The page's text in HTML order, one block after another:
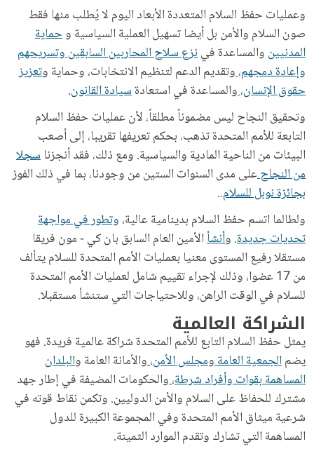
وعمليات حفظ السلام المتعددة الأبعاد اليوم لا يُطلب منها فقط
صون السلام والأمن بل أيضا تسهيل العملية السياسية وحماية
المدنيين والمساعدة فينزع سلاح المحاربين السابقين وتسريحهم
وإعادة دمجهم،وتقديم الدعم لتنظيم الانتخابات، وحماية وتعزيز
حقوق الإنسان،والمساعدة في استعادةسيادة القانون.
وتحقيق النجاح ليس مضموناً مطلقاً، لأن عمليات حفظ السلام
التابعة للأمم المتحدة تذهب، بحكم تعريفها تقريبا، إلى أصعب
البيئات من الناحية المادية والسياسية. ومع ذلك، فقد أنجزناسجلا
من النجاحعلى مدى السنوات الستين من وجودنا، بما في ذلك الفوز
بجائزة نوبل للسلام..
ولطالما اتسم حفظ السلام بدينامية عالية، وتطور في مواجهة
تحديات جديدة. وأنشأالأمين العام السابق بان كي - مون فريقا
مستقلا رفيع المستوى معنيا بعمليات الأمم المتحدة للسلام يتألف
من 17 عضوا، وذلك لإجراء تقييم شامل لعمليات الأمم المتحدة
للسلام في الوقت الراهن، وللاحتياجات التي ستنشأ مستقبلا.
الشراكة العالمية
يمثل حفظ السلام التابع للأمم المتحدة شراكة عالمية فريدة. فهو
يضمالجمعية العامةومجلس الأمن،والأمانة العامة والبلدان
المساهمة بقوات وأفراد شرطة،والحكومات المضيفة في إطار جهد
مشترك للحفاظ على السلام والأمن الدوليين. وتكمن نقاط قوته في
شرعية ميثاق الأمم المتحدة وفي المجموعة الكبيرة للدول
المساهمة التي تشارك وتقدم الموارد الثمينة.